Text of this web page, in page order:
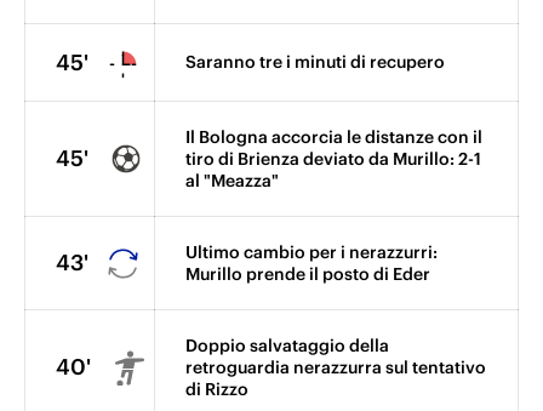
45' Saranno tre i minuti di recupero
45'
Il Bologna accorcia le distanze con il
tiro di Brienza deviato da Murillo: 2-1
al "Meazza"
43'
Ultimo cambio per i nerazzurri:
Murillo prende il posto di Eder
40'
Doppio salvataggio della
retroguardia nerazzurra sul tentativo
di Rizzo